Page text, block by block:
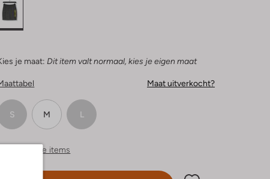
je maat: Dit item valt normaal, kies je eigen maat
Maat uitverkocht?
S M L
Vergelijkbare items